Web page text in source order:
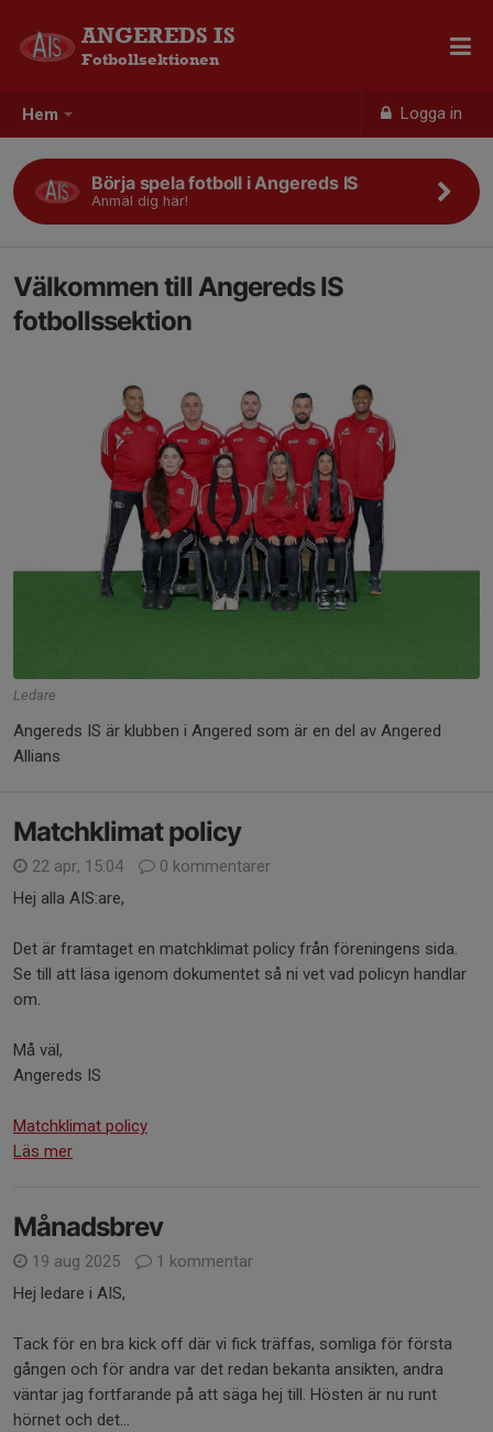
Hem Logga in
ANGEREDS IS
Fotbollsektionen
Börja spela fotboll i Angereds IS
Anmäl dig här!
Välkommen till Angereds IS
fotbollssektion
Ledare
Angereds IS är klubben i Angered som är en del av Angered
Allians
Matchklimat policy
22 apr, 15:04
0 kommentarer
Hej alla AIS:are,
Det är framtaget en matchklimat policy från föreningens sida.
Se till att läsa igenom dokumentet så ni vet vad policyn handlar
om.
Må väl,
Angereds IS
Matchklimat policy
Läs mer
Månadsbrev
19 aug 2025
1 kommentar
Hej ledare i AIS,
Tack för en bra kick off där vi fick träffas, somliga för första
gången och för andra var det redan bekanta ansikten, andra
väntar jag fortfarande på att säga hej till. Hösten är nu runt
hörnet och det...